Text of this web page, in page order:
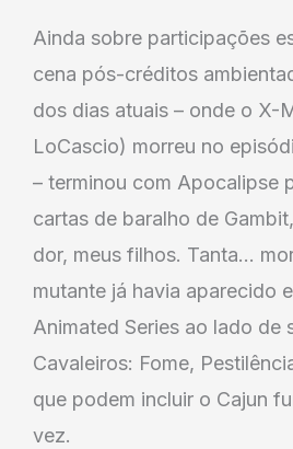
Ainda sobre participações
cena pós-créditos
dos dias atuais – onde o X-
LoCascio) morreu no
– terminou com Apocalipse
cartas de baralho de
dor, meus filhos. Tanta…
mutante já havia aparecido
Animated Series ao lado de
Cavaleiros: Fome,
que podem incluir o Cajun
vez.